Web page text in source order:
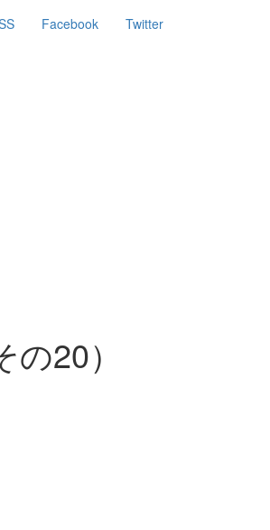
Facebook Twitter
20）